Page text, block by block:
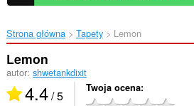
Strona główna Tapety Lemon‎
Lemon
autor: shwetankdixit
4.4/ 5 Twoja ocena